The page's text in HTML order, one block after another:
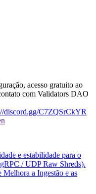
acesso gratuito ao
com Validators DAO
discord.gg/C7ZQSrCkYR
e estabilidade para o
/ UDP Raw Shreds).
Melhora a Ingestão e as